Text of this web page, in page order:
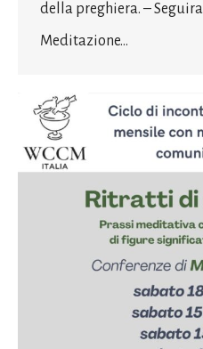
della preghiera. –
Meditazione…